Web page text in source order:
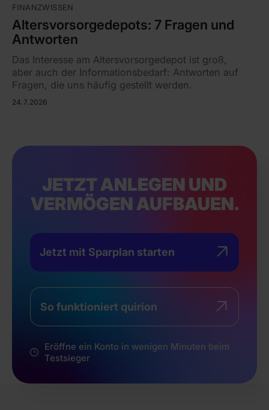
FINANZWISSEN
Altersvorsorgedepots: 7 Fragen und
Antworten
Das Interesse am Altersvorsorgedepot ist groß,
aber auch der Informationsbedarf: Antworten auf
Fragen, die uns häufig gestellt werden.
24.7.2026
JETZT ANLEGEN UND
VERMÖGEN AUFBAUEN.
Jetzt mit Sparplan starten
So funktioniert quirion
Eröffne ein Konto in wenigen Minuten beim
Testsieger